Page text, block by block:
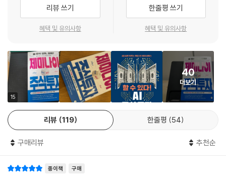
잠깐만요 ? 뉴스에 팔자?
잠깐만요 ? 공시에 대응하는 우리의 자세
5. 어느 동네 맛집이 잘 나가? 돈이 몰리는 업종(섹터) 공략법
잠깐만요 ? 성장의 길목에서 만나는 깊은 골짜기, 캐즘(Chasm)
7. 거인의 어깨에 올라타기! 복잡한 밸류체인 1분 만에 이해하기
잠깐만요 ? 밸류체인, 이것만 기억하세요
8. 엄마가 좋아? 아빠가 좋아? 국내외 라이벌 기업 한눈에 보기
잠깐만요 ? PEG가 뭐예요?
5장 제미나이와 차트 속 숨은 그림 찾기: 그래프가 말을 한다고?
1. 빨갛고 파란 막대기는 뭘까? 캔들과 거래량으로 기싸움 읽기
잠깐만요 ? 이동평균선, 며칠로 설정하는 게 정답인가요?
‘AI 가이드 표’를 실었고, 바로 실행 가능한 프롬프트를 제공해서 따라 할
수 있도록 안내한다.
“재무제표, 코딩 몰라도 OK”
종목 발굴, 매매, 일지 작성까지 자동화 투자 전략
실전 활용 측면에서도 한발 더 나아간다. 어시스턴트 AI인 클로드 인 크롬
을 활용하면 실제 증권사 웹 화면을 AI와 함께 보며 포트폴리오를 점검할
수 있다. 보유 종목의 비중, 수익률, 리스크 요인을 종합해 강점과 약점을
진단하고 구체적인 개선 방안까지 진단해준다. 또한 클로드 코워크에 주식
계좌 조회부터 재무제표 수집, 뉴스 검색, 종합 분석, 리밸런싱, 매매 실행,
리뷰 쓰기
혜택 및 유의사항
한줄평 쓰기
혜택 및 유의사항
15
40
더보기
리뷰 119 한줄평 54
구매리뷰 추천순
종이책 구매